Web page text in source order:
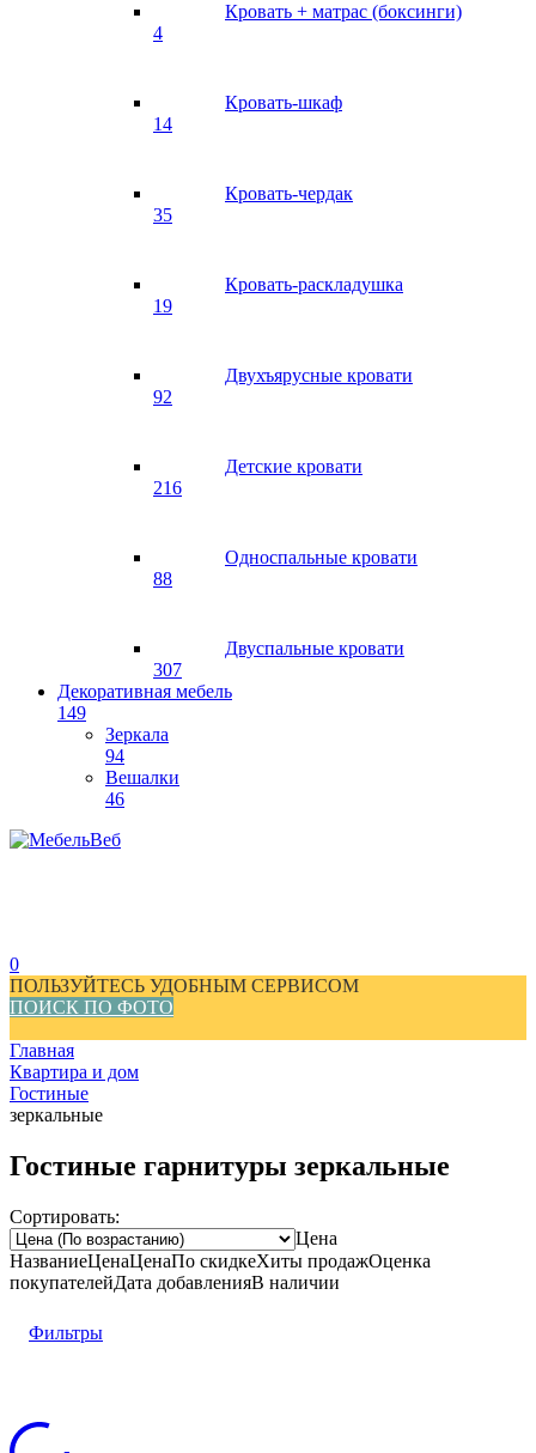
Кровать + матрас (боксинги)
4
Кровать-шкаф
14
Кровать-чердак
35
Кровать-раскладушка
19
Двухъярусные кровати
92
Детские кровати
216
Односпальные кровати
88
Двуспальные кровати
307
Декоративная мебель
149
Зеркала
94
Вешалки
46
0
ПОЛЬЗУЙТЕСЬ УДОБНЫМ СЕРВИСОМ
ПОИСК ПО ФОТО
Главная
Квартира и дом
Гостиные
зеркальные
Гостиные гарнитуры зеркальные
Сортировать:
Цена
НазваниеЦенаЦенаПо скидкеХиты продажОценка
покупателейДата добавленияВ наличии
Фильтры